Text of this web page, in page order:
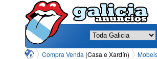
Compra Venda (Casa e Xardín)